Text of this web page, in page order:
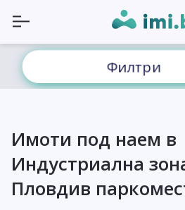
Филтри
Имоти под наем в
Индустриална
Пловдив